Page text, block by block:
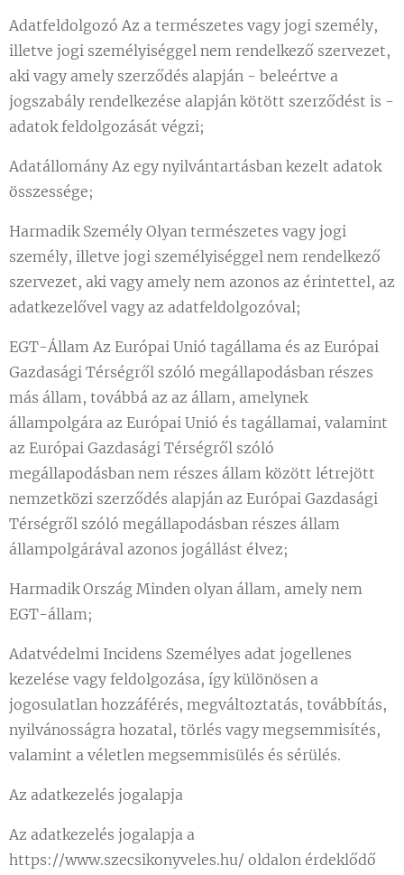
Adatfeldolgozó Az a természetes vagy jogi személy,
illetve jogi személyiséggel nem rendelkező szervezet,
aki vagy amely szerződés alapján - beleértve a
jogszabály rendelkezése alapján kötött szerződést is -
adatok feldolgozását végzi;
Adatállomány Az egy nyilvántartásban kezelt adatok
összessége;
Harmadik Személy Olyan természetes vagy jogi
személy, illetve jogi személyiséggel nem rendelkező
szervezet, aki vagy amely nem azonos az érintettel, az
adatkezelővel vagy az adatfeldolgozóval;
EGT-Állam Az Európai Unió tagállama és az Európai
Gazdasági Térségről szóló megállapodásban részes
más állam, továbbá az az állam, amelynek
állampolgára az Európai Unió és tagállamai, valamint
az Európai Gazdasági Térségről szóló
megállapodásban nem részes állam között létrejött
nemzetközi szerződés alapján az Európai Gazdasági
Térségről szóló megállapodásban részes állam
állampolgárával azonos jogállást élvez;
Harmadik Ország Minden olyan állam, amely nem
EGT-állam;
Adatvédelmi Incidens Személyes adat jogellenes
kezelése vagy feldolgozása, így különösen a
jogosulatlan hozzáférés, megváltoztatás, továbbítás,
nyilvánosságra hozatal, törlés vagy megsemmisítés,
valamint a véletlen megsemmisülés és sérülés.
Az adatkezelés jogalapja
Az adatkezelés jogalapja a
https://www.szecsikonyveles.hu/ oldalon érdeklődő